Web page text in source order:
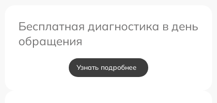
Бесплатная диагностика в день
обращения
Узнать подробнее